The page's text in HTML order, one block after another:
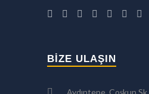
BIZE ULAŞIN
Aydıntepe, Coşkun